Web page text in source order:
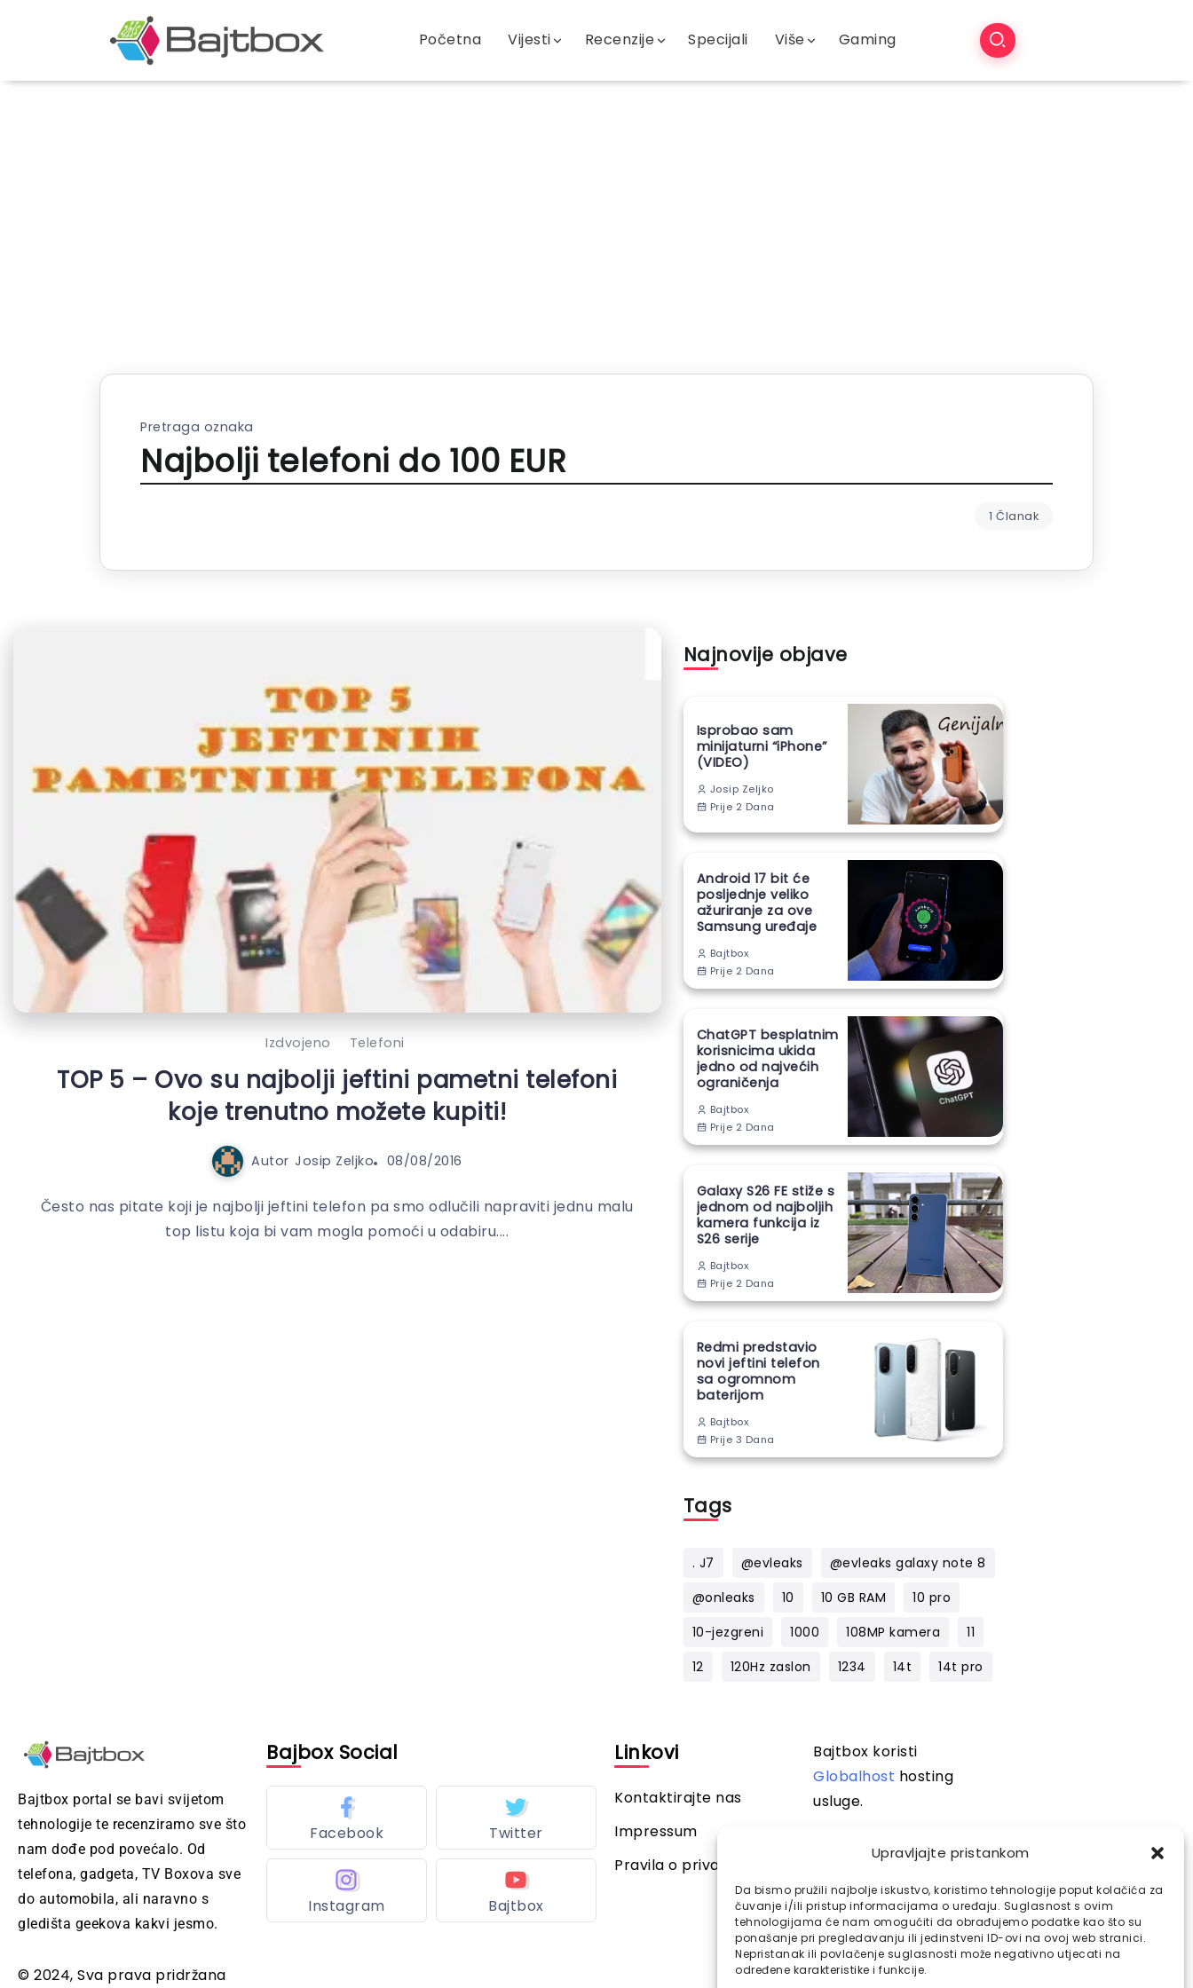
Upravljajte pristankom
Da bismo pružili najbolje iskustvo, koristimo tehnologije poput kolačića za
čuvanje i/ili pristup informacijama o uređaju. Suglasnost s ovim
tehnologijama će nam omogućiti da obrađujemo podatke kao što su
ponašanje pri pregledavanju ili jedinstveni ID-ovi na ovoj web stranici.
Nepristanak ili povlačenje suglasnosti može negativno utjecati na
određene karakteristike i funkcije.
Početna Vijesti Recenzije Specijali Više Gaming
Pretraga oznaka
Najbolji telefoni do 100 EUR
1 Članak
Izdvojeno Telefoni
TOP 5 – Ovo su najbolji jeftini pametni telefoni
koje trenutno možete kupiti!
Autor Josip Zeljko 08/08/2016
Često nas pitate koji je najbolji jeftini telefon pa smo odlučili napraviti jednu malu
top listu koja bi vam mogla pomoći u odabiru....
Najnovije objave
Isprobao sam
minijaturni “iPhone”
(VIDEO)
Josip Zeljko
Prije 2 Dana
Android 17 bit će
posljednje veliko
ažuriranje za ove
Samsung uređaje
Bajtbox
Prije 2 Dana
ChatGPT besplatnim
korisnicima ukida
jedno od najvećih
ograničenja
Bajtbox
Prije 2 Dana
Galaxy S26 FE stiže s
jednom od najboljih
kamera funkcija iz
S26 serije
Bajtbox
Prije 2 Dana
Redmi predstavio
novi jeftini telefon
sa ogromnom
baterijom
Bajtbox
Prije 3 Dana
Tags
. J7 @evleaks
@evleaks galaxy note 8
@onleaks
10 10 GB RAM
10 pro
10-jezgreni
1000 108MP kamera
11
12
120Hz zaslon 1234 14t 14t pro
Bajtbox portal se bavi svijetom
tehnologije te recenziramo sve što
nam dođe pod povećalo. Od
telefona, gadgeta, TV Boxova sve
do automobila, ali naravno s
gledišta geekova kakvi jesmo.
© 2024, Sva prava pridržana
Bajbox Social
Facebook Twitter
Instagram Bajtbox
Linkovi
Kontaktirajte nas
Impressum
Pravila o privatnosti
Bajtbox koristi
Globalhost hosting
usluge.